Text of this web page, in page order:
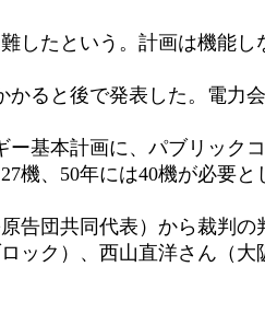
たという。計画は機能し
ると後で発表した。電力
基本計画に、パブリックコ
、50年には40機が必要と
団共同代表）から裁判の
ク）、西山直洋さん（大